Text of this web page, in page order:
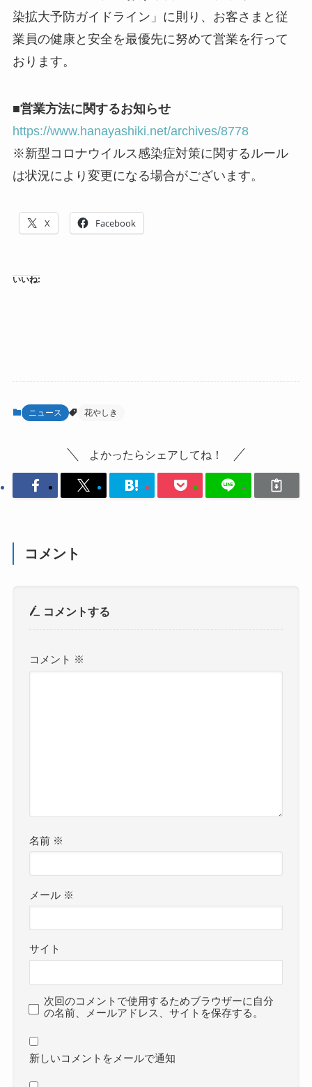
染拡大予防ガイドライン」に則り、お客さまと従
業員の健康と安全を最優先に努めて営業を行って
おります。
■営業方法に関するお知らせ
https://www.hanayashiki.net/archives/8778
※新型コロナウイルス感染症対策に関するルール
は状況により変更になる場合がございます。
X Facebook
いいね:
ニュース 花やしき
よかったらシェアしてね！
コメント
コメントする
コメント ※
名前 ※
メール ※
サイト
次回のコメントで使用するためブラウザーに自分
の名前、メールアドレス、サイトを保存する。
新しいコメントをメールで通知